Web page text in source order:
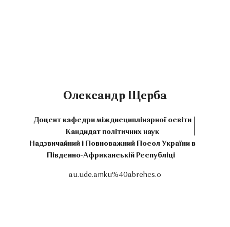
Олександр Щерба
Доцент кафедри міждисциплінарної освіти
Кандидат політичних наук
Надзвичайний і Повноважний Посол України в
Південно-Африканській Республіці
au.ude.amku%40abrehcs.o